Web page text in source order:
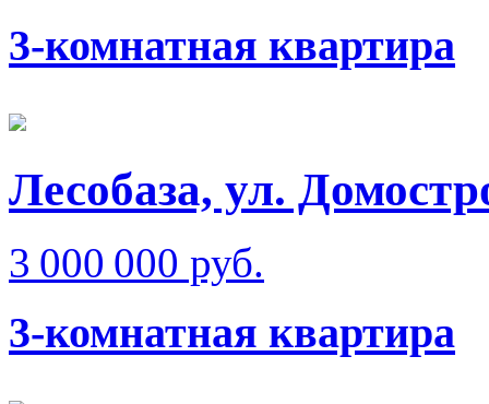
3-комнатная квартира
Лесобаза, ул.
3 000 000 руб.
3-комнатная квартира